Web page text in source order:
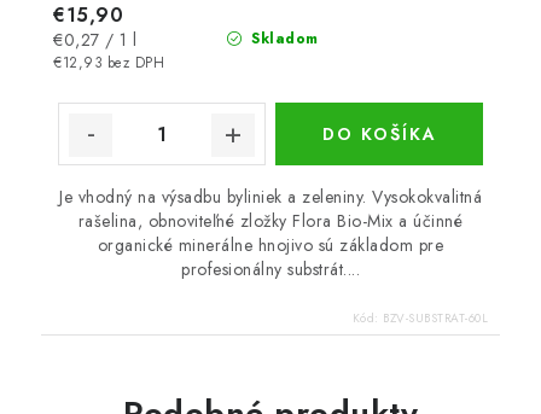
Skladom
€12,93 bez DPH
€15,90
Jednotková
cena:
€0,27 / 1 l
DO KOŠÍKA
Je vhodný na výsadbu byliniek a zeleniny. Vysokokvalitná
rašelina, obnoviteľné zložky Flora Bio-Mix a účinné
organické minerálne hnojivo sú základom pre
profesionálny substrát....
Kód: BZV-SUBSTRAT-60L